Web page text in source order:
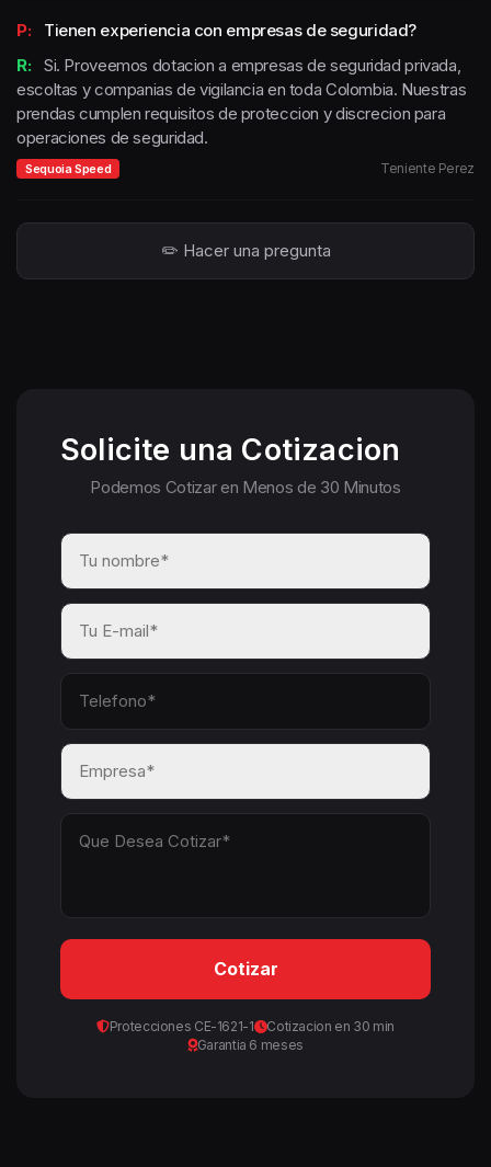
P:
Tienen experiencia con empresas de seguridad?
R:
Si. Proveemos dotacion a empresas de seguridad privada,
escoltas y companias de vigilancia en toda Colombia. Nuestras
prendas cumplen requisitos de proteccion y discrecion para
operaciones de seguridad.
Sequoia Speed Teniente Perez
✏️ Hacer una pregunta
Solicite una Cotizacion
Podemos Cotizar en Menos de 30 Minutos
Cotizar
Protecciones CE-1621-1
Cotizacion en 30 min
Garantia 6 meses